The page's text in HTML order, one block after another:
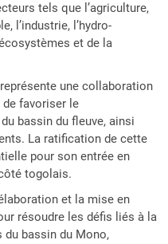
tels que l’agriculture,
l’industrie, l’hydro-
et de la
une collaboration
favoriser le
bassin du fleuve, ainsi
La ratification de cette
pour son entrée en
togolais.
et la mise en
résoudre les défis liés à la
bassin du Mono,